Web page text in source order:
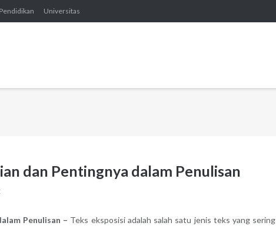
Pendidikan Universitas
dan Pentingnya dalam Penulisan
Penulisan – Teks eksposisi adalah salah satu jenis teks yang sering